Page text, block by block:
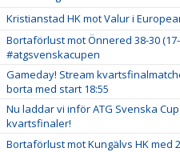
Kristianstad HK mot Valur i
Bortaförlust mot Önnered 38-30
#atgsvenskacupen
Gameday! Stream
borta med start 18:55
Nu laddar vi inför ATG Svenska
kvartsfinaler!
Bortaförlust mot Kungälvs HK med